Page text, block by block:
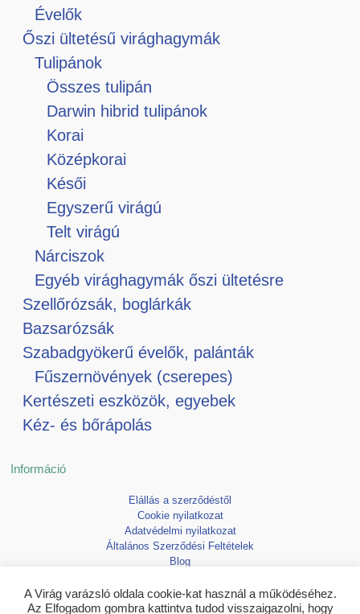
Évelők
Őszi ültetésű virághagymák
Tulipánok
Összes tulipán
Darwin hibrid tulipánok
Korai
Középkorai
Késői
Egyszerű virágú
Telt virágú
Nárciszok
Egyéb virághagymák őszi ültetésre
Szellőrózsák, boglárkák
Bazsarózsák
Szabadgyökerű évelők, palánták
Fűszernövények (cserepes)
Kertészeti eszközök, egyebek
Kéz- és bőrápolás
Információ
Elállás a szerződéstől
Cookie nyilatkozat
Adatvédelmi nyilatkozat
Általános Szerződési Feltételek
Blog
A Virág varázsló oldala cookie-kat használ a működéséhez.
Az Elfogadom gombra kattintva tudod visszaigazolni, hogy